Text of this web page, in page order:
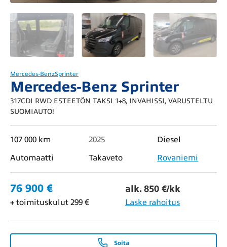
Mercedes-BenzSprinter
Mercedes-Benz Sprinter
317CDI RWD ESTEETÖN TAKSI 1+8, INVAHISSI, VARUSTELTU
SUOMIAUTO!
107 000 km 2025
Diesel
Automaatti
Takaveto Rovaniemi
76 900 € alk. 850 €/kk
+ toimituskulut 299 € Laske rahoitus
Soita